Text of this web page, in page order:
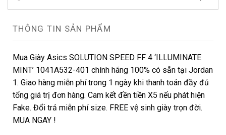
THÔNG TIN SẢN PHẨM
Mua Giày Asics SOLUTION SPEED FF 4 ‘ILLUMINATE
MINT’ 1041A532-401 chính hãng 100% có sẵn tại Jordan
1. Giao hàng miễn phí trong 1 ngày khi thanh toán đầy đủ
tổng giá trị đơn hàng. Cam kết đền tiền X5 nếu phát hiện
Fake. Đổi trả miễn phí size. FREE vệ sinh giày trọn đời.
MUA NGAY !